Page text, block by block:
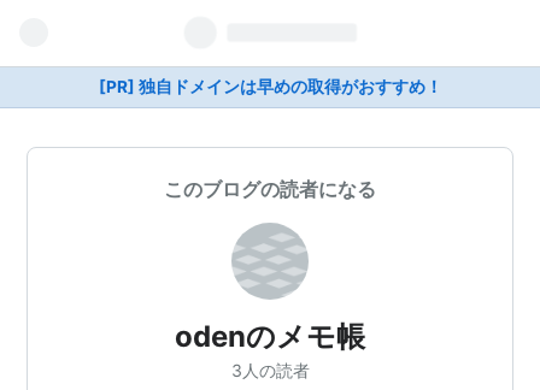
[PR] 独自ドメインは早めの取得がおすすめ！
このブログの読者になる
odenのメモ帳
3人の読者